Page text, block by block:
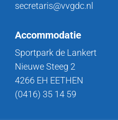
secretaris@vvgdc.nl
Accommodatie
Sportpark de Lankert
Nieuwe Steeg 2
4266 EH EETHEN
(0416) 35 14 59